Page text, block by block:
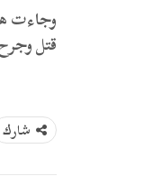
وجاءت
قتل
شارك